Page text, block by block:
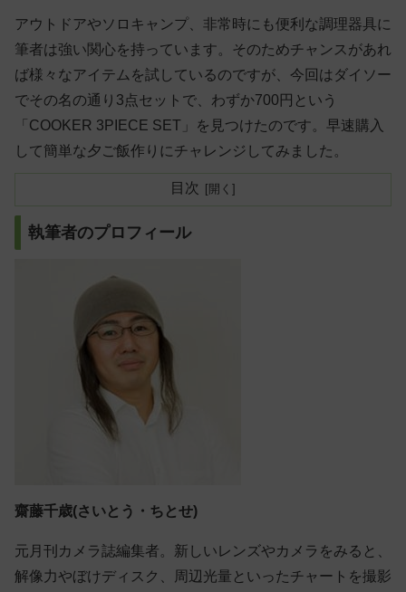
アウトドアやソロキャンプ、非常時にも便利な調理器具に
筆者は強い関心を持っています。そのためチャンスがあれ
ば様々なアイテムを試しているのですが、今回はダイソー
でその名の通り3点セットで、わずか700円という
「COOKER 3PIECE SET」を見つけたのです。早速購入
して簡単な夕ご飯作りにチャレンジしてみました。
目次
執筆者のプロフィール
齋藤千歳(さいとう・ちとせ)
元月刊カメラ誌編集者。新しいレンズやカメラをみると、
解像力やぼけディスク、周辺光量といったチャートを撮影